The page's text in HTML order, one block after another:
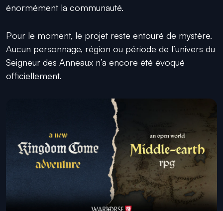
énormément la communauté.
Pour le moment, le projet reste entouré de mystère.
Aucun personnage, région ou période de l’univers du
Seigneur des Anneaux n’a encore été évoqué
officiellement.